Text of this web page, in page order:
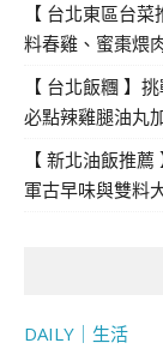
【 台北東區台
料春雞、蜜棗煨
【 台北飯糰 】
必點辣雞腿油丸
【 新北油飯推
軍古早味與雙料
DAILY｜生活